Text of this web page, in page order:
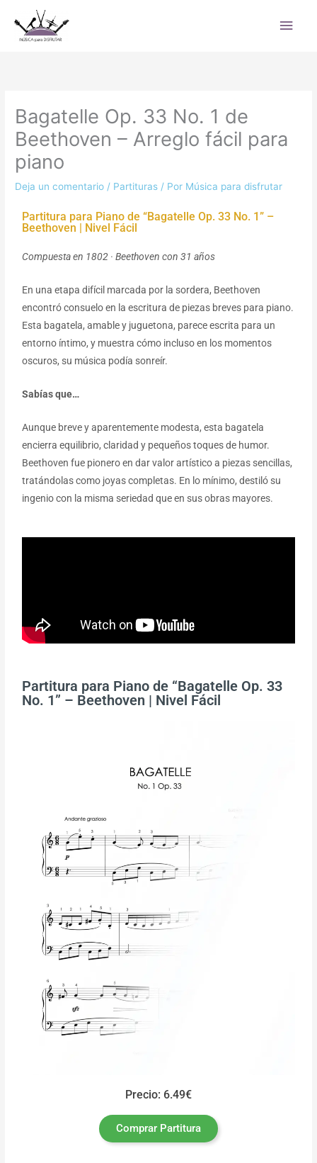
contenido
Bagatelle Op. 33 No. 1 de
Beethoven – Arreglo fácil para
piano
Deja un comentario / Partituras / Por Música para disfrutar
Partitura para Piano de “Bagatelle Op. 33 No. 1” –
Beethoven | Nivel Fácil
Compuesta en 1802 · Beethoven con 31 años
En una etapa difícil marcada por la sordera, Beethoven
encontró consuelo en la escritura de piezas breves para piano.
Esta bagatela, amable y juguetona, parece escrita para un
entorno íntimo, y muestra cómo incluso en los momentos
oscuros, su música podía sonreír.
Sabías que…
Aunque breve y aparentemente modesta, esta bagatela
encierra equilibrio, claridad y pequeños toques de humor.
Beethoven fue pionero en dar valor artístico a piezas sencillas,
tratándolas como joyas completas. En lo mínimo, destiló su
ingenio con la misma seriedad que en sus obras mayores.
Partitura para Piano de “Bagatelle Op. 33
No. 1” – Beethoven | Nivel Fácil
Precio: 6.49€
Comprar Partitura